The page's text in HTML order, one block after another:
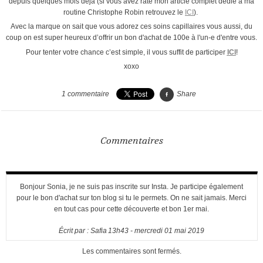
routine Christophe Robin retrouvez le ICI).
Avec la marque on sait que vous adorez ces soins capillaires vous aussi, du
coup on est super heureux d’offrir un bon d'achat de 100e à l'un-e d'entre vous.
Pour tenter votre chance c’est simple, il vous suffit de participer ICI!
xoxo
1 commentaire Share
Commentaires
Bonjour Sonia, je ne suis pas inscrite sur Insta. Je participe également
pour le bon d'achat sur ton blog si tu le permets. On ne sait jamais. Merci
en tout cas pour cette découverte et bon 1er mai.
Écrit par : Safia13h43- mercredi 01 mai 2019
Les commentaires sont fermés.